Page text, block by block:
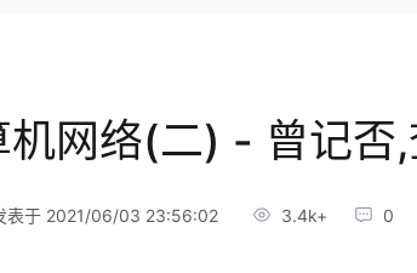
机网络(二) - 曾记否
表于 2021/06/03 23:56:02 3.4k+ 0